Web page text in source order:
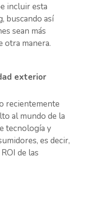
incluir esta
buscando así
sean más
otra manera.
exterior
recientemente
al mundo de la
tecnología y
es decir,
de las